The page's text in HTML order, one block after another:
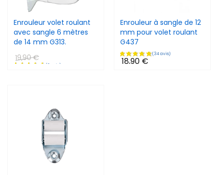
Enrouleur volet roulant
avec sangle 6 mètres
de 14 mm G313.
19,90 €
Enrouleur à sangle de 12
mm pour volet roulant
G437
18,90 €